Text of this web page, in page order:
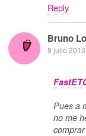
Reply
Bruno
8 julio 2013
Pues a
no me